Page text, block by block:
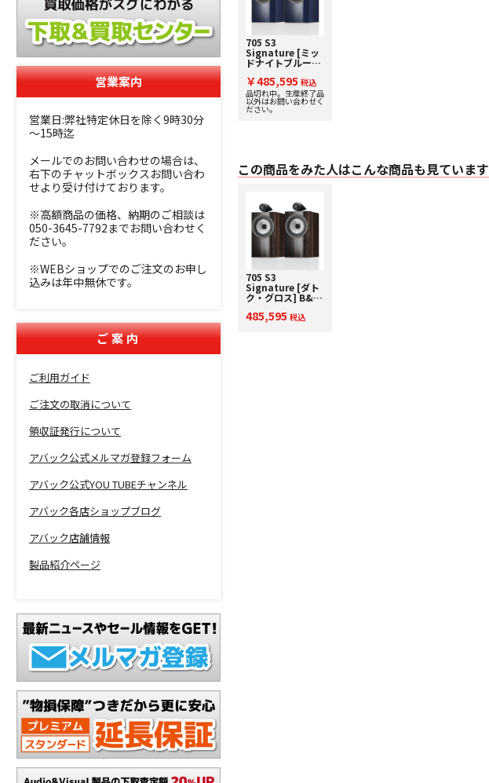
営業案内
営業日:弊社特定休日を除く9時30分
～15時迄
メールでのお問い合わせの場合は、
右下のチャットボックスお問い合わ
せより受け付けております。
※高額商品の価格、納期のご相談は
050-3645-7792までお問い合わせく
ださい。
※WEBショップでのご注文のお申し
込みは年中無休です。
ご案内
ご利用ガイド
ご注文の取消について
領収証発行について
アバック公式メルマガ登録フォーム
アバック公式YOU TUBEチャンネル
アバック各店ショップブログ
アバック店舗情報
製品紹介ページ
705 S3
Signature [ミッ
ドナイトブルー・
[ビーアンドダブ
リュ] ブックシェ
ルフスピーカー
[ペア] 下取り査定
￥485,595 税込
品切れ中。生産終了品
以外はお問い合わせく
ださい。
この商品をみた人はこんな商品も見ています
705 S3
Signature [ダト
ク・グロス] B&W
[ビーアンドダブ
リュ] ブックシェ
485,595 税込